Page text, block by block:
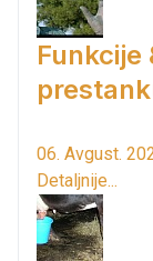
Funkcije
06. Avgust.
Detaljnije...